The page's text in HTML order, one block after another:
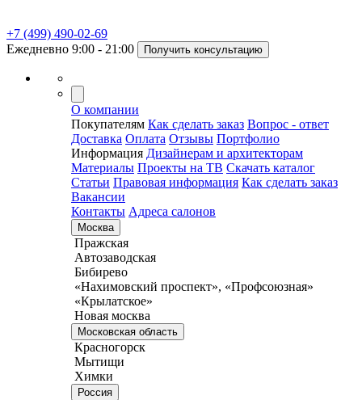
+7 (499) 490-02-69
Ежедневно 9:00 - 21:00
Получить консультацию
О компании
Покупателям Как сделать заказ Вопрос - ответ
Доставка Оплата Отзывы Портфолио
Информация Дизайнерам и архитекторам
Материалы Проекты на ТВ Скачать каталог
Статьи Правовая информация Как сделать заказ
Вакансии
Контакты Адреса салонов
Москва
Пражская
Автозаводская
Бибирево
«Нахимовский проспект», «Профсоюзная»
«Крылатское»
Новая москва
Московская область
Красногорск
Мытищи
Химки
Россия